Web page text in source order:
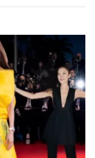
khatam dan dia alu-
Selama
banyak. Walaupun
bermula dengan Iqra
Itu yang buat jadi
belajar.
saya boleh tahu
Saya jadi seronok
mana nak berhenti,”